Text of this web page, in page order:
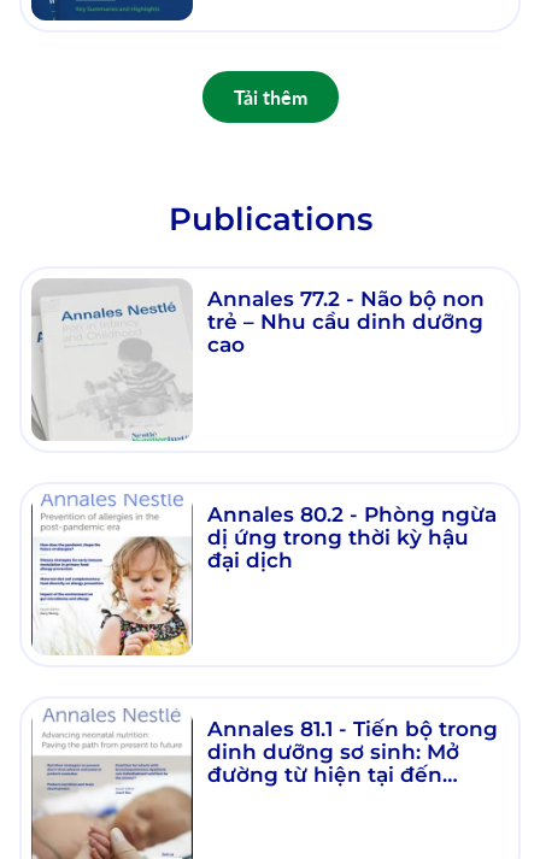
Tải thêm
Publications
Annales 77.2 - Não bộ non
trẻ – Nhu cầu dinh dưỡng
cao
Annales 80.2 - Phòng ngừa
dị ứng trong thời kỳ hậu
đại dịch
Annales 81.1 - Tiến bộ trong
dinh dưỡng sơ sinh: Mở
đường từ hiện tại đến